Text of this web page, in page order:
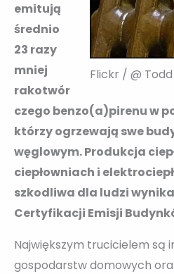
Flickr / @
emitują
średnio
23 razy
mniej
rakotwór
czego benzo(a)pirenu w
którzy ogrzewają swe
węglowym. Produkcja
ciepłowniach i
szkodliwa dla ludzi
Certyfikacji Emisji
Największym trucicielem są
gospodarstw domowych